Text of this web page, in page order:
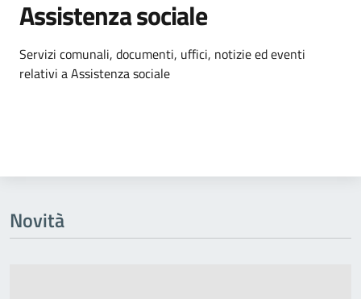
Assistenza sociale
Dettagli dell'argomento
Servizi comunali, documenti, uffici, notizie ed eventi
relativi a Assistenza sociale
Novità